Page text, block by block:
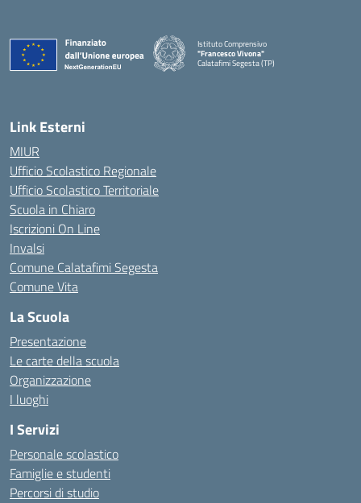
Istituto Comprensivo
"Francesco Vivona"
Calatafimi Segesta (TP)
— Visita la pagina iniziale della scuola
Link Esterni
MIUR
Ufficio Scolastico Regionale
Ufficio Scolastico Territoriale
Scuola in Chiaro
Iscrizioni On Line
Invalsi
Comune Calatafimi Segesta
Comune Vita
La Scuola
Presentazione
Le carte della scuola
Organizzazione
I luoghi
I Servizi
Personale scolastico
Famiglie e studenti
Percorsi di studio